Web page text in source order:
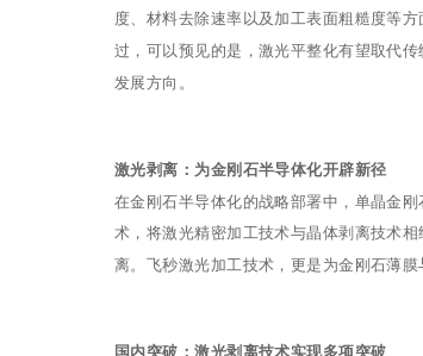
度、材料去除速率以及加工表面粗糙度等
过，可以预见的是，激光平整化有望取代
发展方向。
激光剥离：为金刚石半导体化开辟新径
在金刚石半导体化的战略部署中，单晶金
术，将激光精密加工技术与晶体剥离技术
离。飞秒激光加工技术，更是为金刚石薄膜
国内突破：激光剥离技术实现多项突破